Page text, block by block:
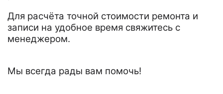
Для расчёта точной стоимости ремонта и
записи на удобное время свяжитесь с
менеджером.
Мы всегда рады вам помочь!